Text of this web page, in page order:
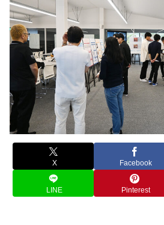
X Facebook
LINE Pinterest